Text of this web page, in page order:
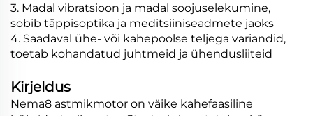
3. Madal vibratsioon ja madal soojuselekumine,
sobib täppisoptika ja meditsiiniseadmete jaoks
4. Saadaval ühe- või kahepoolse teljega variandid,
toetab kohandatud juhtmeid ja ühendusliiteid
Kirjeldus
Nema8 astmikmotor on väike kahefaasiline